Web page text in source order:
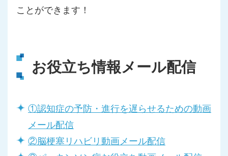
ことができます！
お役立ち情報メール配信
①認知症の予防・進行を遅らせるための動画
メール配信
②脳梗塞リハビリ動画メール配信